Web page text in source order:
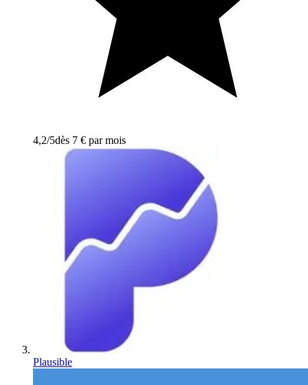
4,2/5dès 7 € par mois
Plausible